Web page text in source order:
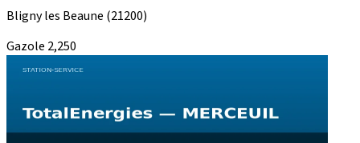
Bligny les Beaune (21200)
Gazole 2,250